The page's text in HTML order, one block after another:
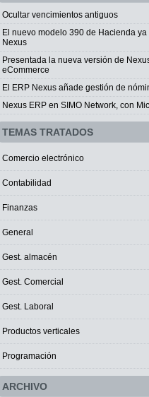
Ocultar vencimientos antiguos
El nuevo modelo 390 de Hacienda ya
Nexus
Presentada la nueva versión de
eCommerce
El ERP Nexus añade gestión de
Nexus ERP en SIMO Network, con
TEMAS TRATADOS
Comercio electrónico
Contabilidad
Finanzas
General
Gest. almacén
Gest. Comercial
Gest. Laboral
Productos verticales
Programación
ARCHIVO